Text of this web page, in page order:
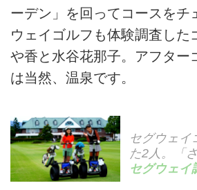
ーデン」を回ってコースをチ
ウェイゴルフも体験調査した
や香と水谷花那子。アフター
は当然、温泉です。
セグウェイ
た2人。「
セグウェイ